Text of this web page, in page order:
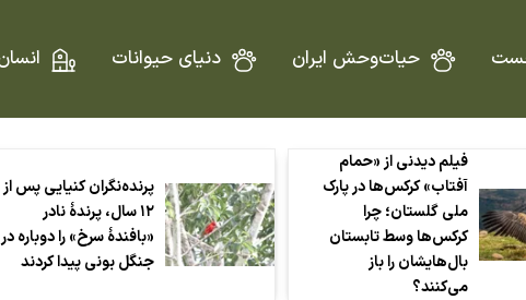
حیات‌وحش ایران دنیای حیوانات
فیلم دیدنی از «حمام
آفتاب» کرکس‌ها در پارک
ملی گلستان؛ چرا
کرکس‌ها وسط تابستان
بال‌هایشان را باز
می‌کنند؟
پرنده‌نگران کنیایی پس از
۱۲ سال، پرندهٔ نادر
«بافندهٔ سرخ» را دوباره در
جنگل بونی پیدا کردند